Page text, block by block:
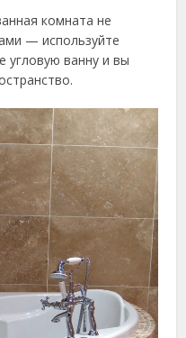
комната не
— используйте
угловую ванну и вы